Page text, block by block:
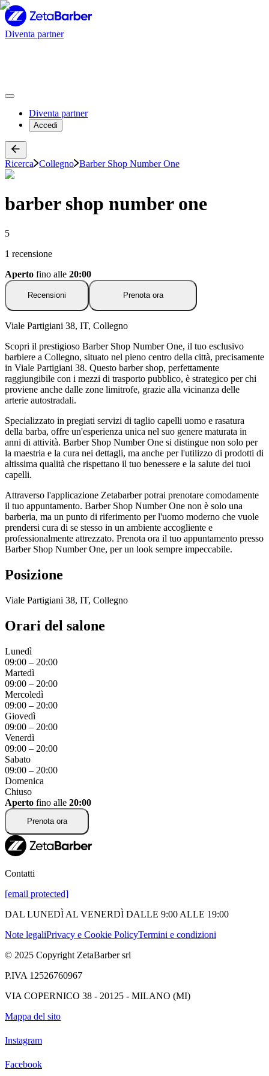
Diventa partner
Diventa partner
Accedi
Ricerca Collegno Barber Shop Number One
barber shop number one
5
1 recensione
Aperto fino alle 20:00
Recensioni Prenota ora
Viale Partigiani 38, IT, Collegno
Scopri il prestigioso Barber Shop Number One, il tuo esclusivo
barbiere a Collegno, situato nel pieno centro della città, precisamente
in Viale Partigiani 38. Questo barber shop, perfettamente
raggiungibile con i mezzi di trasporto pubblico, è strategico per chi
proviene anche dalle zone limitrofe, grazie alla vicinanza delle
arterie autostradali.
Specializzato in pregiati servizi di taglio capelli uomo e rasatura
della barba, offre un'esperienza unica nel suo genere maturata in
anni di attività. Barber Shop Number One si distingue non solo per
la maestria e la cura nei dettagli, ma anche per l'utilizzo di prodotti di
altissima qualità che rispettano il tuo benessere e la salute dei tuoi
capelli.
Attraverso l'applicazione Zetabarber potrai prenotare comodamente
il tuo appuntamento. Barber Shop Number One non è solo una
barberia, ma un punto di riferimento per l'uomo moderno che vuole
prendersi cura di se stesso in un ambiente accogliente e
professionalmente attrezzato. Prenota ora il tuo appuntamento presso
Barber Shop Number One, per un look sempre impeccabile.
Posizione
Viale Partigiani 38, IT, Collegno
Orari del salone
Lunedì
09:00 – 20:00
Martedì
09:00 – 20:00
Mercoledì
09:00 – 20:00
Giovedì
09:00 – 20:00
Venerdì
09:00 – 20:00
Sabato
09:00 – 20:00
Domenica
Chiuso
Aperto fino alle 20:00
Prenota ora
Contatti
[email protected]
DAL LUNEDÌ AL VENERDÌ DALLE 9:00 ALLE 19:00
Note legaliPrivacy e Cookie PolicyTermini e condizioni
© 2025 Copyright ZetaBarber srl
P.IVA 12526760967
VIA COPERNICO 38 - 20125 - MILANO (MI)
Mappa del sito
Instagram
Facebook